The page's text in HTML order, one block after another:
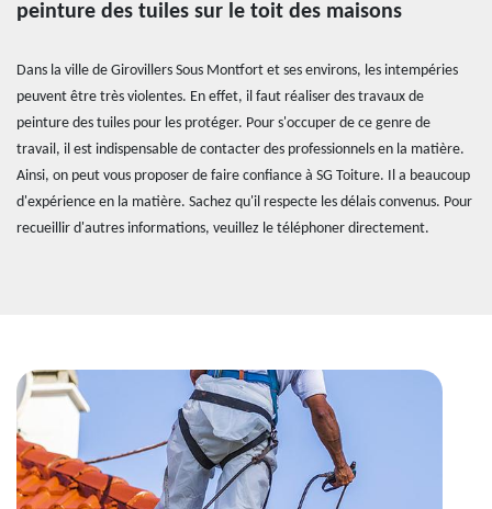
peinture des tuiles sur le toit des maisons
Dans la ville de Girovillers Sous Montfort et ses environs, les intempéries
peuvent être très violentes. En effet, il faut réaliser des travaux de
peinture des tuiles pour les protéger. Pour s'occuper de ce genre de
travail, il est indispensable de contacter des professionnels en la matière.
Ainsi, on peut vous proposer de faire confiance à SG Toiture. Il a beaucoup
d'expérience en la matière. Sachez qu'il respecte les délais convenus. Pour
recueillir d'autres informations, veuillez le téléphoner directement.